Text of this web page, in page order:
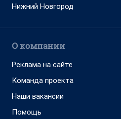
Нижний Новгород
О компании
Реклама на сайте
Команда проекта
Наши вакансии
Помощь